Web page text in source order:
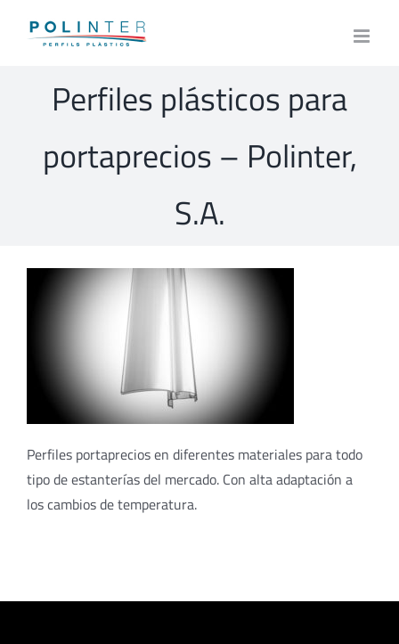
Perfiles plásticos para
portaprecios – Polinter,
S.A.
Perfiles portaprecios en diferentes materiales para todo
tipo de estanterías del mercado. Con alta adaptación a
los cambios de temperatura.